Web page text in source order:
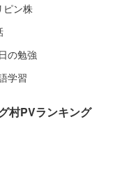
ピン株
の勉強
学習
村PVランキング